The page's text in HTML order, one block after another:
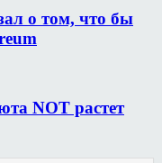
о том, что бы
NOT растет